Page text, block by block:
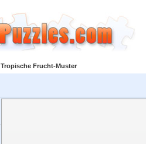
Tropische Frucht-Muster